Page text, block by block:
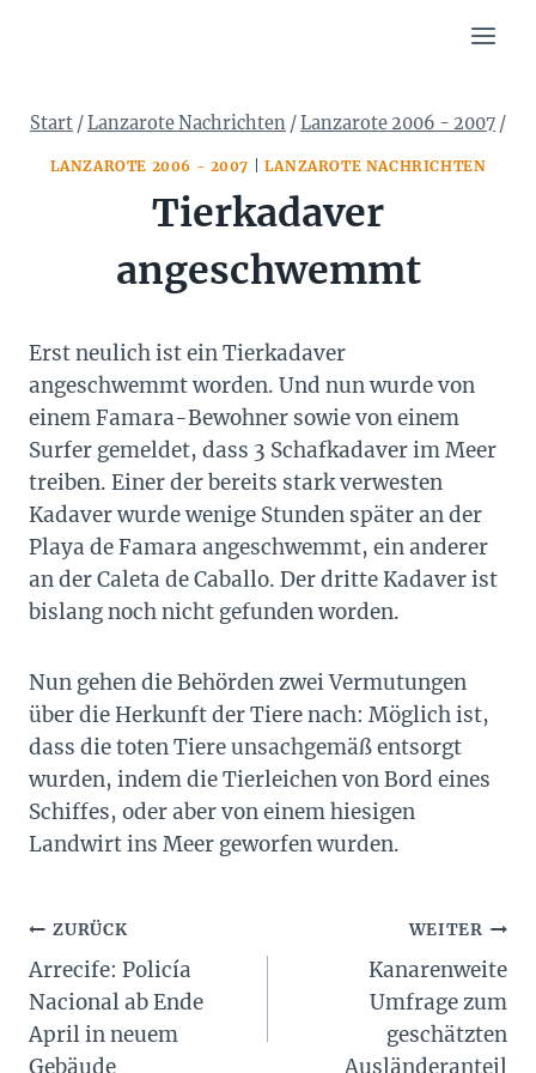
Start /Lanzarote Nachrichten /Lanzarote 2006 - 2007 /
LANZAROTE 2006 - 2007 LANZAROTE NACHRICHTEN
Tierkadaver
angeschwemmt
Erst neulich ist ein Tierkadaver
angeschwemmt worden. Und nun wurde von
einem Famara-Bewohner sowie von einem
Surfer gemeldet, dass 3 Schafkadaver im Meer
treiben. Einer der bereits stark verwesten
Kadaver wurde wenige Stunden später an der
Playa de Famara angeschwemmt, ein anderer
an der Caleta de Caballo. Der dritte Kadaver ist
bislang noch nicht gefunden worden.
Nun gehen die Behörden zwei Vermutungen
über die Herkunft der Tiere nach: Möglich ist,
dass die toten Tiere unsachgemäß entsorgt
wurden, indem die Tierleichen von Bord eines
Schiffes, oder aber von einem hiesigen
Landwirt ins Meer geworfen wurden.
Beitragsnavigation
ZURÜCK
Arrecife: Policía
Nacional ab Ende
April in neuem
Gebäude
WEITER
Kanarenweite
Umfrage zum
geschätzten
Ausländeranteil